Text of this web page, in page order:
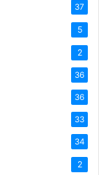
37
5
2
36
36
33
34
2